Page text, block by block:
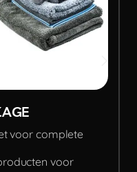
voor complete
voor